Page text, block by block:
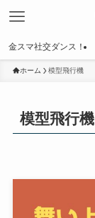
金スマ社交ダンス！
ホーム 模型飛行機
模型飛行機